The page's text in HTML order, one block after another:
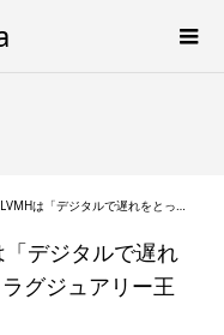
ルで遅れをとった」は本当か。ラグジュアリー王者の戦略」
デジタルで遅れ
グジュアリー王